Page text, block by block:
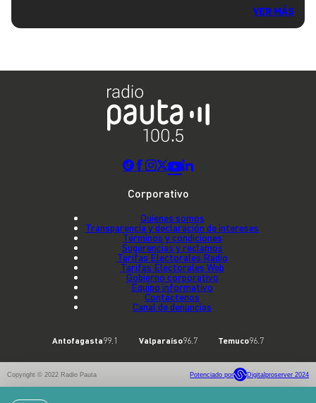
VER MÁS
Corporativo
Quienes somos
Transparencia y declaración de intereses
Términos y condiciones
Sugerencias y reclamos
Tarifas Electorales Radio
Tarifas Electorales Web
Gobierno corporativo
Equipo informativo
Contáctenos
Canal de denuncias
Antofagasta99.1 Valparaíso96.7 Temuco96.7
Copyright © 2022 Radio Pauta Potenciado por Digitalproserver 2024